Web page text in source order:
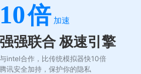
10倍 加速
强强联合 极速引擎
与intel合作，比传统模拟器快10倍
腾讯安全加持，保护你的隐私